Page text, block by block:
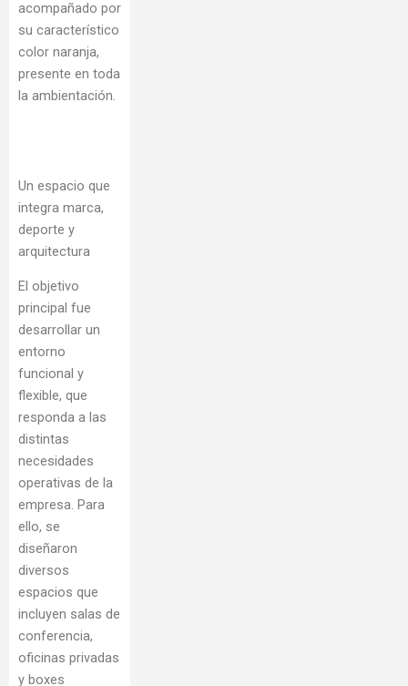
acompañado por
su característico
color naranja,
presente en toda
la ambientación.
Un espacio que
integra marca,
deporte y
arquitectura
El objetivo
principal fue
desarrollar un
entorno
funcional y
flexible, que
responda a las
distintas
necesidades
operativas de la
empresa. Para
ello, se
diseñaron
diversos
espacios que
incluyen salas de
conferencia,
oficinas privadas
y boxes